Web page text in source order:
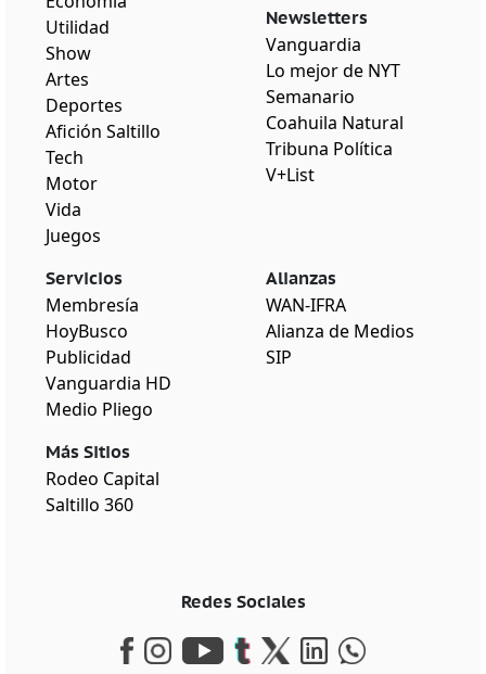
Utilidad
Show
Artes
Deportes
Afición Saltillo
Tech
Motor
Vida
Juegos
Newsletters
Vanguardia
Lo mejor de NYT
Semanario
Coahuila Natural
Tribuna Política
V+List
Servicios
Membresía
HoyBusco
Publicidad
Vanguardia HD
Medio Pliego
Más Sitios
Rodeo Capital
Saltillo 360
Alianzas
WAN-IFRA
Alianza de Medios
SIP
Redes Sociales